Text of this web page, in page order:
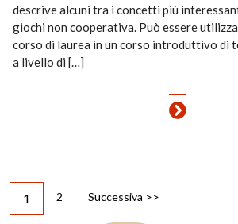
descrive alcuni tra i concetti più
giochi non cooperativa. Può essere
corso di laurea in un corso introduttivo di
a livello di […]
1 2 Successiva >>